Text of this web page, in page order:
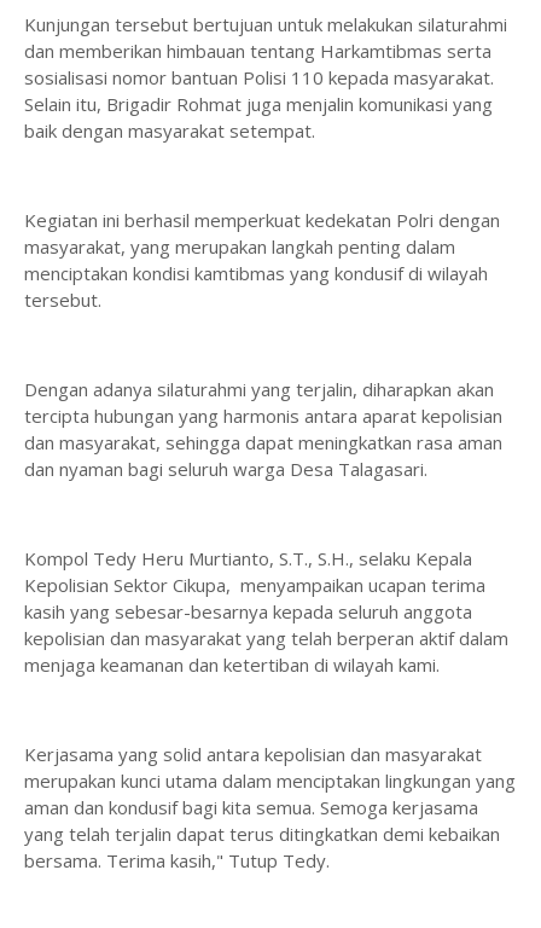
Kunjungan tersebut bertujuan untuk melakukan silaturahmi
dan memberikan himbauan tentang Harkamtibmas serta
sosialisasi nomor bantuan Polisi 110 kepada masyarakat.
Selain itu, Brigadir Rohmat juga menjalin komunikasi yang
baik dengan masyarakat setempat.
Kegiatan ini berhasil memperkuat kedekatan Polri dengan
masyarakat, yang merupakan langkah penting dalam
menciptakan kondisi kamtibmas yang kondusif di wilayah
tersebut.
Dengan adanya silaturahmi yang terjalin, diharapkan akan
tercipta hubungan yang harmonis antara aparat kepolisian
dan masyarakat, sehingga dapat meningkatkan rasa aman
dan nyaman bagi seluruh warga Desa Talagasari.
Kompol Tedy Heru Murtianto, S.T., S.H., selaku Kepala
Kepolisian Sektor Cikupa, menyampaikan ucapan terima
kasih yang sebesar-besarnya kepada seluruh anggota
kepolisian dan masyarakat yang telah berperan aktif dalam
menjaga keamanan dan ketertiban di wilayah kami.
Kerjasama yang solid antara kepolisian dan masyarakat
merupakan kunci utama dalam menciptakan lingkungan yang
aman dan kondusif bagi kita semua. Semoga kerjasama
yang telah terjalin dapat terus ditingkatkan demi kebaikan
bersama. Terima kasih," Tutup Tedy.